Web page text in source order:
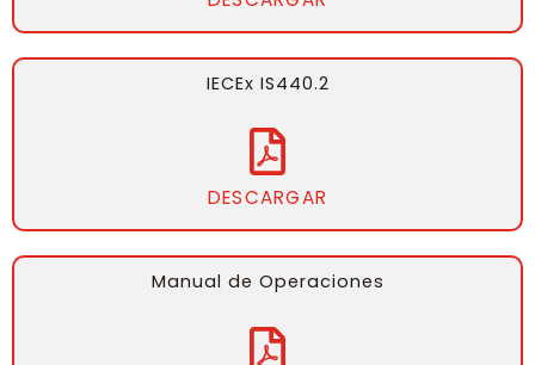
IECEx IS440.2
DESCARGAR
Manual de Operaciones